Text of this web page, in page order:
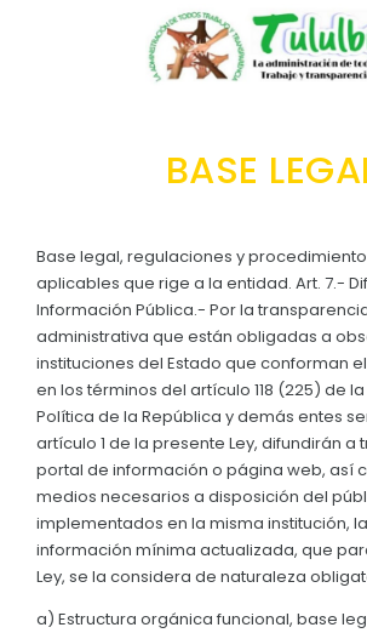
LA PARROQUIA
Historia Antigua
Historia Actual
Símbolos Cívicos
GEOGRAFÍA
Ubicación
Clima
TRANSPARENCIA
GESTIÓN Y PRESUPUESTO
GESTIÓN INSTITUCIONAL
Sesiones Ordinarias
Sesiones Extraordinarias
Resoluciones
Convocatorias
GESTIÓN ADMINISTRATIVA
MECANISMOS DE PARTICIPACIÓN
CIUDADANÍA ACTIVA
Solicitud de acceso información
TURISMO
BASE
Base legal, regulaciones y
aplicables que rige a la entidad. Art. 7.-
Información Pública.- Por la
administrativa que están obligadas a
instituciones del Estado que conforman
en los términos del artículo 118 (225) de
Política de la República y demás entes
artículo 1 de la presente Ley, difundirán a
portal de información o página web, así
medios necesarios a disposición del
implementados en la misma institución,
información mínima actualizada, que
Ley, se la considera de naturaleza
a) Estructura orgánica funcional, base